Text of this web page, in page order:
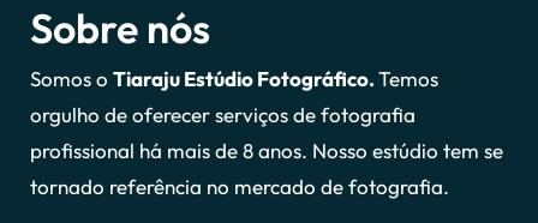
Sobre nós
Somos o Tiaraju Estúdio Fotográfico.Temos
orgulho de oferecer serviços de fotografia
profissional há mais de 8 anos. Nosso estúdio tem se
tornado referência no mercado de fotografia.